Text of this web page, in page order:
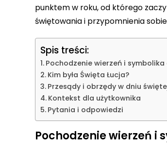
punktem w roku, od którego
świętowania i przypomnienia
Spis treści:
Pochodzenie wierzeń i symbolika
Kim była Święta Łucja?
Przesądy i obrzędy w dniu
Kontekst dla użytkownika
Pytania i odpowiedzi
Pochodzenie wierzeń i